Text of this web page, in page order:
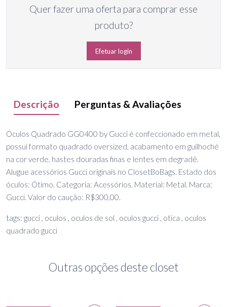
Quer fazer uma oferta para comprar esse
produto?
Efetuar login
Descrição Perguntas & Avaliações
Óculos Quadrado GG0400 by Gucci é confeccionado em metal,
possui formato quadrado oversized, acabamento em guilhoché
na cor verde, hastes douradas finas e lentes em degradê.
Alugue acessórios Gucci originais no ClosetBoBags. Estado dos
óculos: Ótimo. Categoria: Acessórios. Material: Metal. Marca:
Gucci. Valor do caução: R$300,00.
tags: gucci , oculos , oculos de sol , oculos gucci , otica , oculos
quadrado gucci
Outras opções deste closet